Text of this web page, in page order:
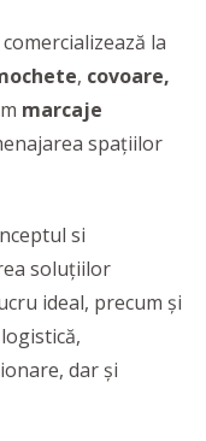
la
, covoare,
marcaje
spațiilor
si
soluțiilor
ideal, precum și
dar și